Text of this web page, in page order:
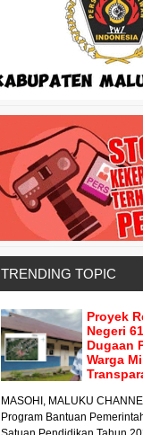
TRENDING TOPIC
Proyek
Negeri
Dugaan
Warga
MASOHI, MALUKU
Program Bantuan